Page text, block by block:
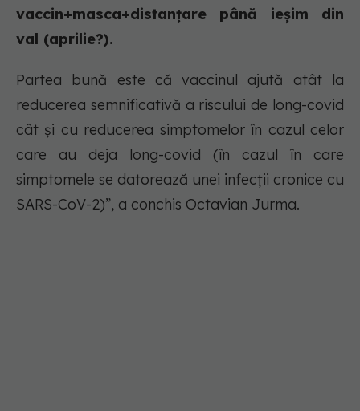
vaccin+masca+distanțare până ieșim din
val (aprilie?).
Partea bună este că vaccinul ajută atât la
reducerea semnificativă a riscului de long-covid
cât și cu reducerea simptomelor în cazul celor
care au deja long-covid (în cazul în care
simptomele se datorează unei infecții cronice cu
SARS-CoV-2)”, a conchis Octavian Jurma.